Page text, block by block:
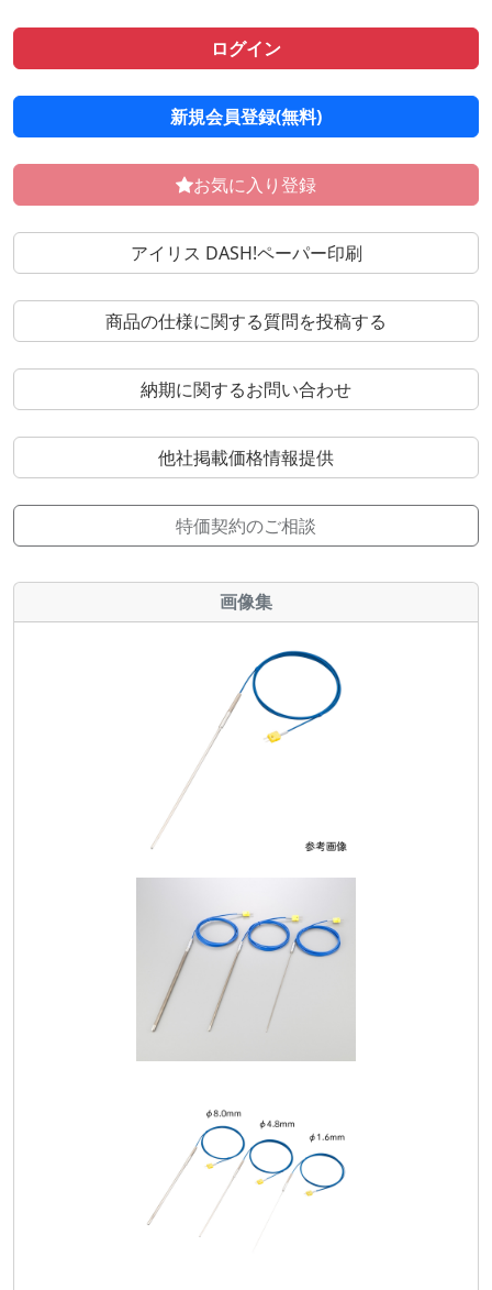
ログイン
新規会員登録(無料)
お気に入り登録
アイリス DASH!ペーパー印刷
商品の仕様に関する質問を投稿する
納期に関するお問い合わせ
他社掲載価格情報提供
特価契約のご相談
画像集